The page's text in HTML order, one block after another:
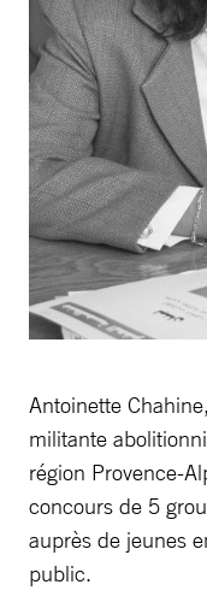
Antoinette
militante
région Provence-
concours de 5
auprès de jeunes
public.